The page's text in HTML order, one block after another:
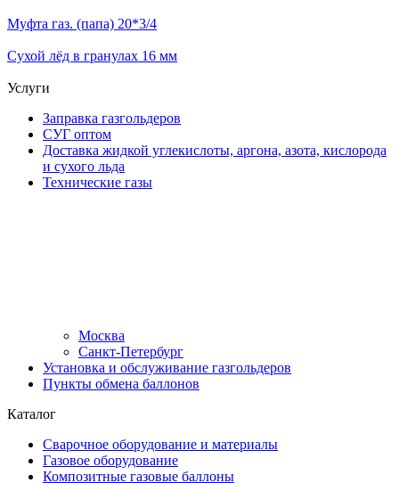
Муфта газ. (папа) 20*3/4
Сухой лёд в гранулах 16 мм
Услуги
Заправка газгольдеров
СУГ оптом
Доставка жидкой углекислоты, аргона, азота, кислорода
и сухого льда
Технические газы
Москва
Санкт-Петербург
Установка и обслуживание газгольдеров
Пункты обмена баллонов
Каталог
Сварочное оборудование и материалы
Газовое оборудование
Композитные газовые баллоны